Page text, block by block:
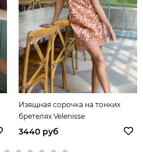
Изящная сорочка на тонких
бретелях Velenisse
3440 руб